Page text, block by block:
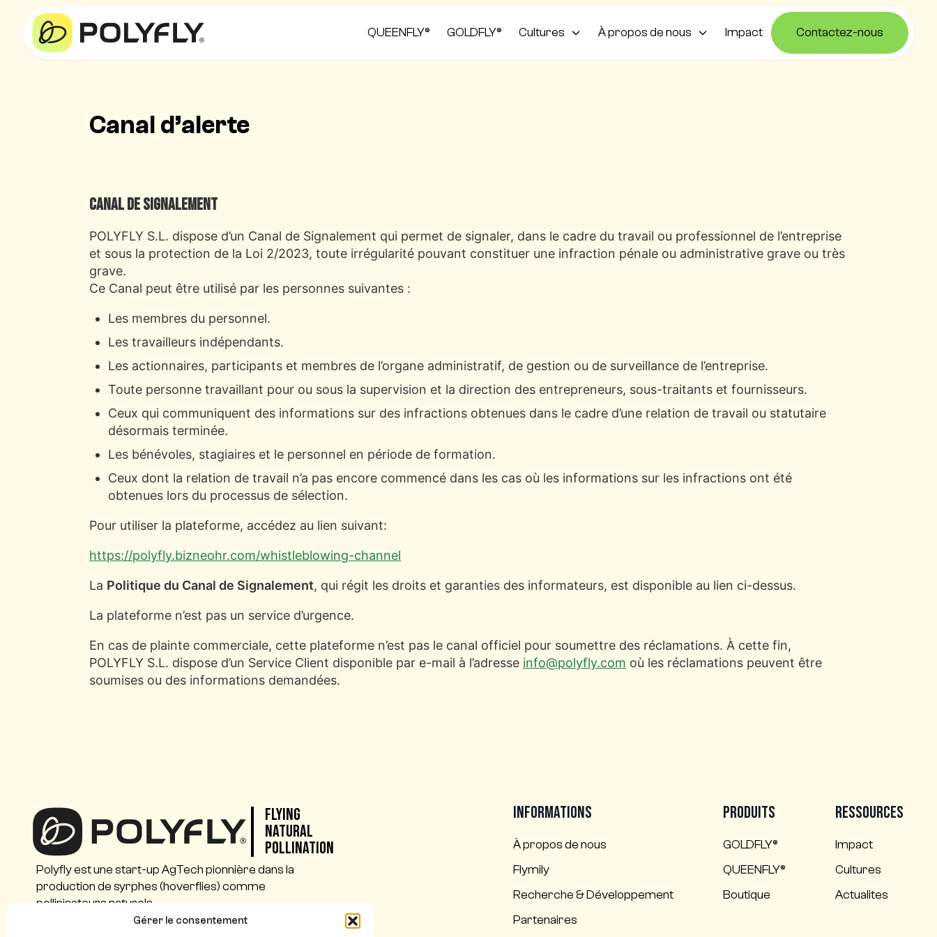
Gérer le consentement
QUEENFLY® GOLDFLY® Cultures À propos de nous Impact Contactez-nous
Canal d’alerte
Canal de Signalement
POLYFLY S.L. dispose d’un Canal de Signalement qui permet de signaler, dans le cadre du travail ou professionnel de l’entreprise
et sous la protection de la Loi 2/2023, toute irrégularité pouvant constituer une infraction pénale ou administrative grave ou très
grave.
Ce Canal peut être utilisé par les personnes suivantes :
Les membres du personnel.
Les travailleurs indépendants.
Les actionnaires, participants et membres de l’organe administratif, de gestion ou de surveillance de l’entreprise.
Toute personne travaillant pour ou sous la supervision et la direction des entrepreneurs, sous-traitants et fournisseurs.
Ceux qui communiquent des informations sur des infractions obtenues dans le cadre d’une relation de travail ou statutaire
désormais terminée.
Les bénévoles, stagiaires et le personnel en période de formation.
Ceux dont la relation de travail n’a pas encore commencé dans les cas où les informations sur les infractions ont été
obtenues lors du processus de sélection.
Pour utiliser la plateforme, accédez au lien suivant:
https://polyfly.bizneohr.com/whistleblowing-channel
La Politique du Canal de Signalement, qui régit les droits et garanties des informateurs, est disponible au lien ci-dessus.
La plateforme n’est pas un service d’urgence.
En cas de plainte commerciale, cette plateforme n’est pas le canal officiel pour soumettre des réclamations. À cette fin,
POLYFLY S.L. dispose d’un Service Client disponible par e-mail à l’adresse info@polyfly.com où les réclamations peuvent être
soumises ou des informations demandées.
Flying
Natural
Pollination
Polyfly est une start-up AgTech pionnière dans la
production de syrphes (hoverflies) comme
pollinisateurs naturels.
Informations
À propos de nous
Flymily
Recherche & Développement
Partenaires
Produits
GOLDFLY®
QUEENFLY®
Boutique
Ressources
Impact
Cultures
Actualites